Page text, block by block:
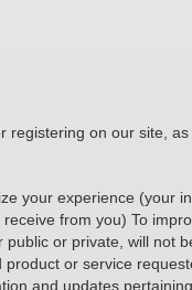
on our site,
your experience
from you) To
or private, will
or service
and updates